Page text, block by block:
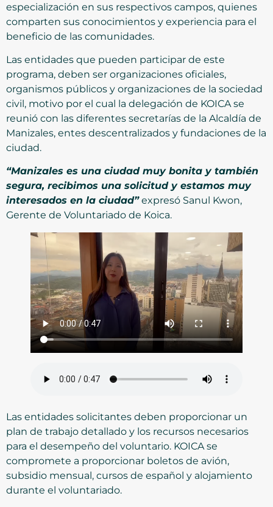
especialización en sus respectivos campos, quienes
comparten sus conocimientos y experiencia para el
beneficio de las comunidades.
Las entidades que pueden participar de este
programa, deben ser organizaciones oficiales,
organismos públicos y organizaciones de la sociedad
civil, motivo por el cual la delegación de KOICA se
reunió con las diferentes secretarías de la Alcaldía de
Manizales, entes descentralizados y fundaciones de la
ciudad.
“Manizales es una ciudad muy bonita y también
segura, recibimos una solicitud y estamos muy
interesados en la ciudad”expresó Sanul Kwon,
Gerente de Voluntariado de Koica.
Las entidades solicitantes deben proporcionar un
plan de trabajo detallado y los recursos necesarios
para el desempeño del voluntario. KOICA se
compromete a proporcionar boletos de avión,
subsidio mensual, cursos de español y alojamiento
durante el voluntariado.